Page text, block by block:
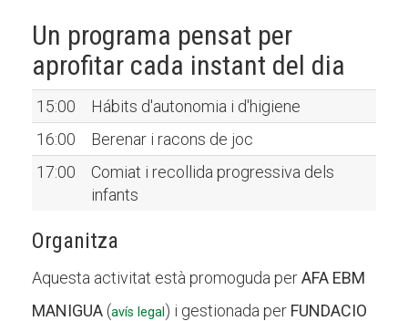
Un programa pensat per
aprofitar cada instant del dia
15:00
Hábits d'autonomia i d'higiene
16:00
Berenar i racons de joc
17:00
Comiat i recollida progressiva dels
infants
Organitza
Aquesta activitat està promoguda perAFA EBM
MANIGUA (avís legal) i gestionada per FUNDACIO